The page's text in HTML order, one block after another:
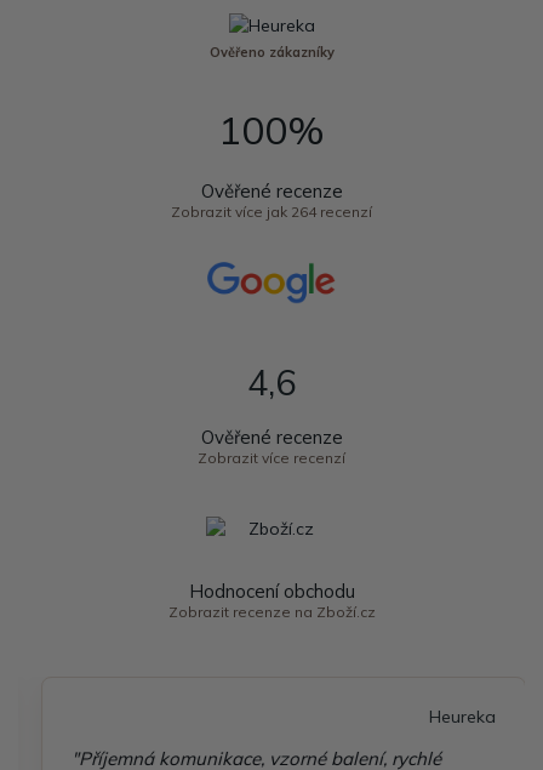
Ověřeno zákazníky
100%
Ověřené recenze
Zobrazit více jak 264 recenzí
4,6
Ověřené recenze
Zobrazit více recenzí
Hodnocení obchodu
Zobrazit recenze na Zboží.cz
Heureka
"Příjemná komunikace, vzorné balení, rychlé